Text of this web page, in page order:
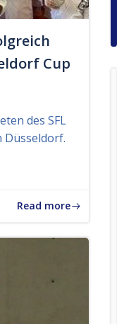
Cup
des SFL
Düsseldorf.
Read more